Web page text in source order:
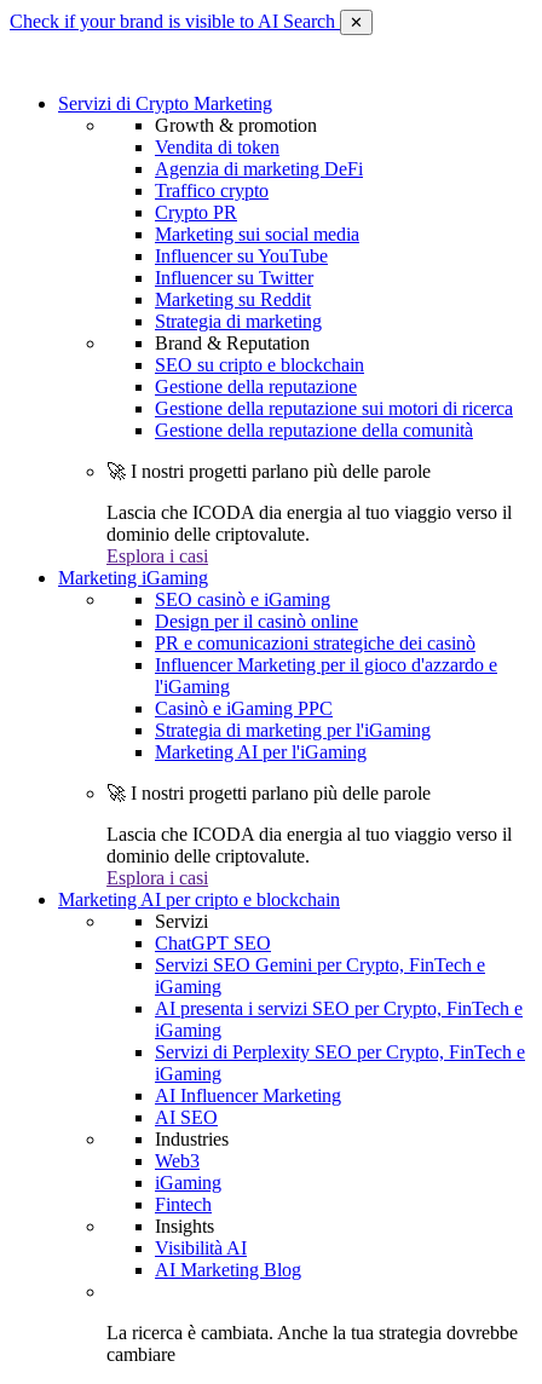
Check if your brand is visible to AI Search ✕
Servizi di Crypto Marketing
Growth & promotion
Vendita di token
Agenzia di marketing DeFi
Traffico crypto
Crypto PR
Marketing sui social media
Influencer su YouTube
Influencer su Twitter
Marketing su Reddit
Strategia di marketing
Brand & Reputation
SEO su cripto e blockchain
Gestione della reputazione
Gestione della reputazione sui motori di ricerca
Gestione della reputazione della comunità
🚀 I nostri progetti parlano più delle parole
Lascia che ICODA dia energia al tuo viaggio verso il
dominio delle criptovalute.
Esplora i casi
Marketing iGaming
SEO casinò e iGaming
Design per il casinò online
PR e comunicazioni strategiche dei casinò
Influencer Marketing per il gioco d'azzardo e
l'iGaming
Casinò e iGaming PPC
Strategia di marketing per l'iGaming
Marketing AI per l'iGaming
🚀 I nostri progetti parlano più delle parole
Lascia che ICODA dia energia al tuo viaggio verso il
dominio delle criptovalute.
Esplora i casi
Marketing AI per cripto e blockchain
Servizi
ChatGPT SEO
Servizi SEO Gemini per Crypto, FinTech e
iGaming
AI presenta i servizi SEO per Crypto, FinTech e
iGaming
Servizi di Perplexity SEO per Crypto, FinTech e
iGaming
AI Influencer Marketing
AI SEO
Industries
Web3
iGaming
Fintech
Insights
Visibilità AI
AI Marketing Blog
La ricerca è cambiata. Anche la tua strategia dovrebbe
cambiare